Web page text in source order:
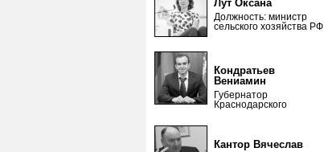
Лут Оксана
Должность: министр
сельского хозяйства РФ
Кондратьев
Вениамин
Губернатор
Краснодарского
Кантор Вячеслав